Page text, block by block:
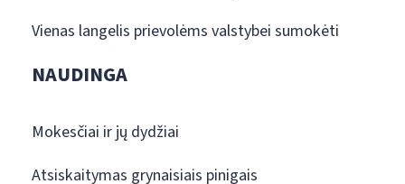
Vienas langelis prievolėms valstybei sumokėti
NAUDINGA
Mokesčiai ir jų dydžiai
Atsiskaitymas grynaisiais pinigais